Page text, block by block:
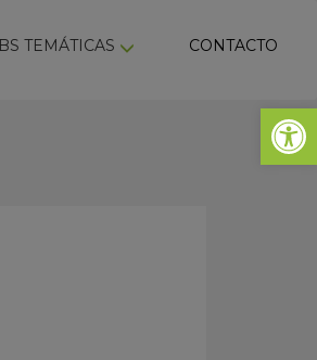
Abrir
TEMÁTICAS CONTACTO